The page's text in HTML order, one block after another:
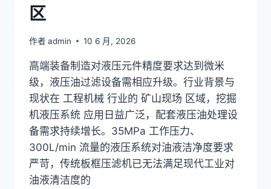
区
作者 admin 10 6 月, 2026
高端装备制造对液压元件精度要求达到微米
级，液压油过滤设备需相应升级。行业背景与
现状在 工程机械 行业的 矿山现场 区域，挖掘
机液压系统 应用日益广泛，配套液压油处理设
备需求持续增长。35MPa 工作压力、
300L/min 流量的液压系统对油液洁净度要求
严苛，传统板框压滤机已无法满足现代工业对
油液清洁度的